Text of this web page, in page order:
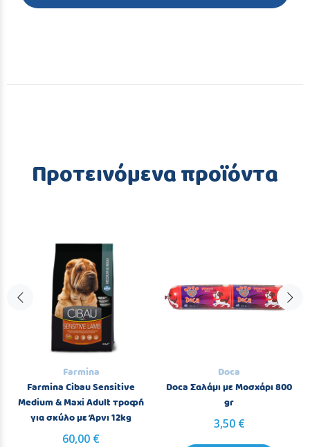
Προτεινόμενα προϊόντα
Farmina
Farmina Cibau Sensitive
Medium & Maxi Adult τροφή
για σκύλο με Άρνι 12kg
60,00 €
Doca
Doca Σαλάμι με Μοσχάρι 800
gr
3,50 €